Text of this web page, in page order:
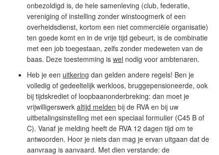
onbezoldigd is, de hele samenleving (club, federatie,
vereniging of instelling zonder winstoogmerk of een
overheidsdienst, kortom een niet commerciële organisatie)
ten goede komt en in de vrije tijd gebeurt, is de combinatie
met een job toegestaan, zelfs zonder medeweten van de
baas. Deze toestemming is wel nodig voor ambtenaren.
Heb je een uitkering dan gelden andere regels! Ben je
volledig of gedeeltelijk werkloos, bruggepensioneerde, ook
bij tijdskrediet of loopbaanonderbreking: dan moet je
vrijwilligerswerk altijd melden bij de RVA en bij uw
uitbetalingsinstelling met een speciaal formulier (C45 B of
C). Vanaf je melding heeft de RVA 12 dagen tijd om te
antwoorden. Hoor je niets dan mag je ervan uitgaan dat de
aanvraag is aanvaard. Met dien verstande: de